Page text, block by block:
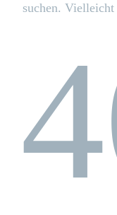
suchen.